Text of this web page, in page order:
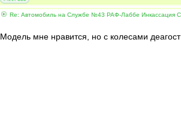
Re: Автомобиль на Службе №43 РАФ-Лаббе Инкассация
Модель мне нравится, но с колесами